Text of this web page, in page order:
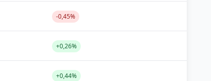
-0,45%
+0,26%
+0,44%